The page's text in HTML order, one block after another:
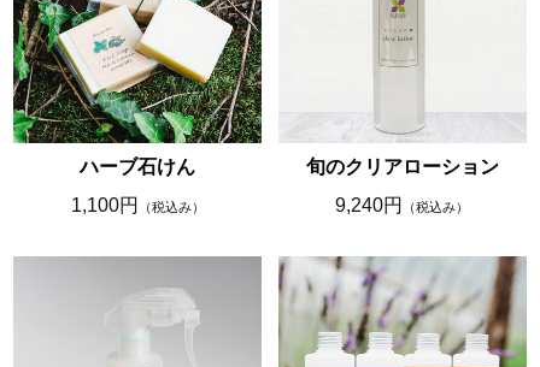
ハーブ石けん
1,100円
（税込み）
旬のクリアローション
9,240円
（税込み）